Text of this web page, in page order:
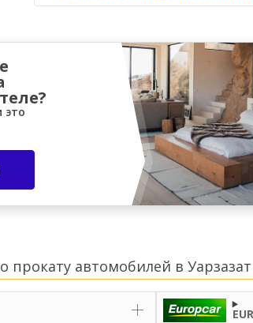
прокату автомобилей в